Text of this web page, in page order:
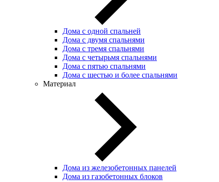
Дома с одной спальней
Дома с двумя спальнями
Дома с тремя спальнями
Дома с четырьмя спальнями
Дома с пятью спальнями
Дома с шестью и более спальнями
Материал
Дома из железобетонных панелей
Дома из газобетонных блоков